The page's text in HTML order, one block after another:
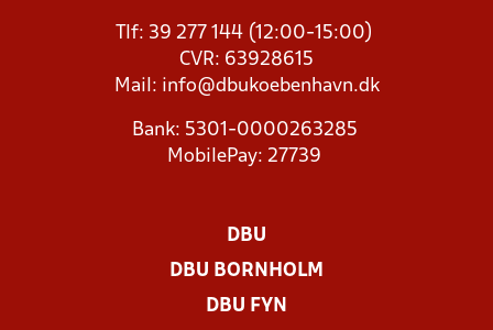
Tlf: 39 277 144 (12:00-15:00)
CVR: 63928615
Mail: info@dbukoebenhavn.dk
Bank: 5301-0000263285
MobilePay: 27739
DBU
DBU BORNHOLM
DBU FYN